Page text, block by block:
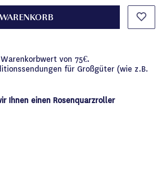
von 75€.
für Großgüter (wie z.B.
Ihnen einen Rosenquarzroller